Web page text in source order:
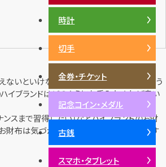
いといけないものもなんだか多そう。という
イブランドはどのようにお手入れすれば良い
スまで習得したい」などハイブランドのお財
財布は気づかないうちに汚れていくものです
サファイア
パール
サンゴ
ヒスイ
時計
切手
金券・チケット
記念コイン・メダル
古銭
スマホ・タブレット